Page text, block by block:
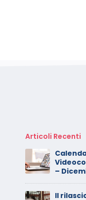
Articoli Recenti
–
Il